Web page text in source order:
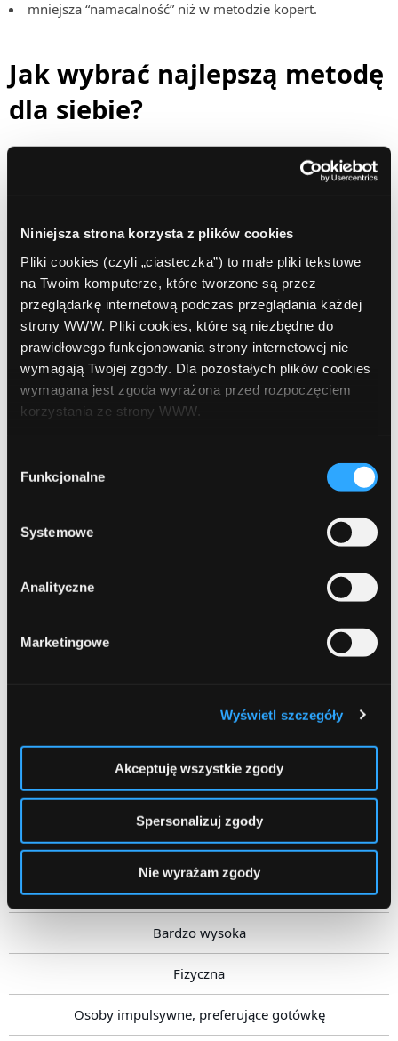
Niniejsza strona korzysta z plików cookies
Pliki cookies (czyli „ciasteczka”) to małe pliki tekstowe
na Twoim komputerze, które tworzone są przez
przeglądarkę internetową podczas przeglądania każdej
strony WWW. Pliki cookies, które są niezbędne do
prawidłowego funkcjonowania strony internetowej nie
wymagają Twojej zgody. Dla pozostałych plików cookies
wymagana jest zgoda wyrażona przed rozpoczęciem
korzystania ze strony WWW.
formy korzystania z plików cookies. Więcej:
Polityka
zgody
Funkcjonalne
Systemowe
Analityczne
Marketingowe
Wyświetl szczegóły
Akceptuję wszystkie zgody
Spersonalizuj zgody
Nie wyrażam zgody
mniejsza “namacalność” niż w metodzie kopert.
Jak wybrać najlepszą metodę
dla siebie?
Wybór odpowiedniej metody zależy od stylu finansowego,
poziomu zdyscyplinowania oraz preferencji dotyczących
często wybierają metodę kopert, bo daje im ona największą
kontrolę. Z kolei ci, którzy wolą automatyzację i jasną
strukturę, częściej wybierają system wielu kont. Metoda
słoików sprawdza się u osób, które chcą połączyć bieżące
wydatki z edukacją, inwestowaniem i długoterminowym
budowaniem kapitału.
W praktyce większość użytkowników testuje kilka
metod, zanim znajdzie tę idealną.
impulsywne.
Dla kogo?
Niska
Niska
Bardzo wysoka
Fizyczna
Osoby impulsywne, preferujące gotówkę